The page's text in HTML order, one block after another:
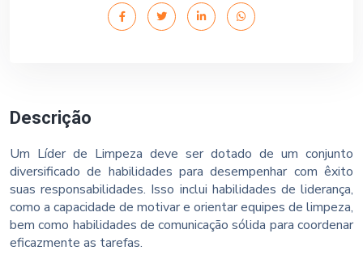
Descrição
Um Líder de Limpeza deve ser dotado de um conjunto
diversificado de habilidades para desempenhar com êxito
suas responsabilidades. Isso inclui habilidades de liderança,
como a capacidade de motivar e orientar equipes de limpeza,
bem como habilidades de comunicação sólida para coordenar
eficazmente as tarefas.